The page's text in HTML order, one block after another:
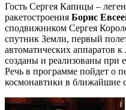
Гость Сергея Капицы –
ракетостроения Борис
сподвижником Сергея
спутник Земли, первый
автоматических аппаратов
созданы и реализованы при
Речь в программе пойдет о
космонавтики в ближайшие